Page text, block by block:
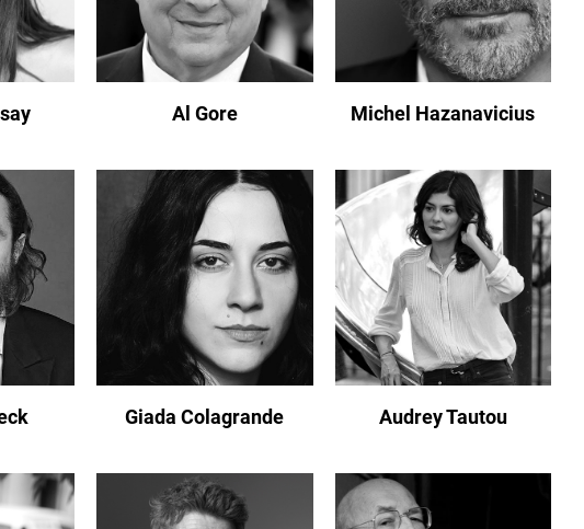
Al Gore Michel Hazanavicius
Giada Colagrande Audrey Tautou